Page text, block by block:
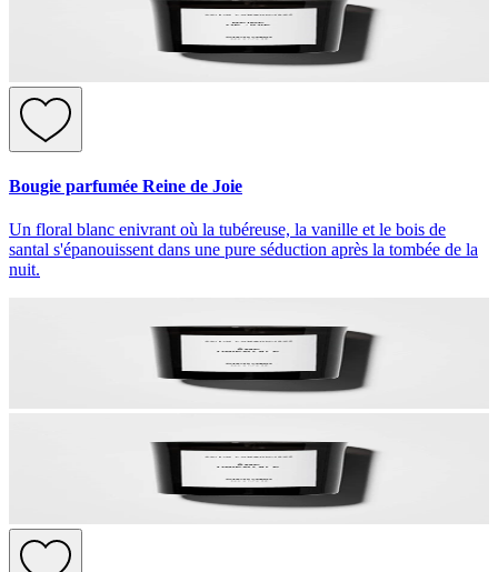
Bougie parfumée Reine de Joie
Un floral blanc enivrant où la tubéreuse, la vanille et le bois de
santal s'épanouissent dans une pure séduction après la tombée de la
nuit.